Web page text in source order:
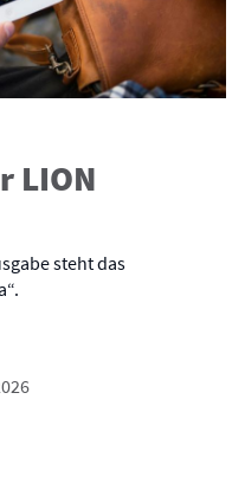
LION
steht das